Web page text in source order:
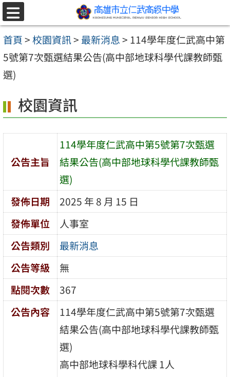
跳至主要內容區
選
單
首頁>校園資訊> 最新消息> 114學年度仁武高中第
5號第7次甄選結果公告(高中部地球科學代課教師甄
選)
校園資訊
公告主旨
114學年度仁武高中第5號第7次甄選
結果公告(高中部地球科學代課教師甄
選)
發佈日期
2025 年 8 月 15 日
發佈單位
人事室
公告類別
最新消息
公告等級
無
點閱次數
367
公告內容
114學年度仁武高中第5號第7次甄選
結果公告(高中部地球科學代課教師甄
選)
高中部地球科學科代課 1人